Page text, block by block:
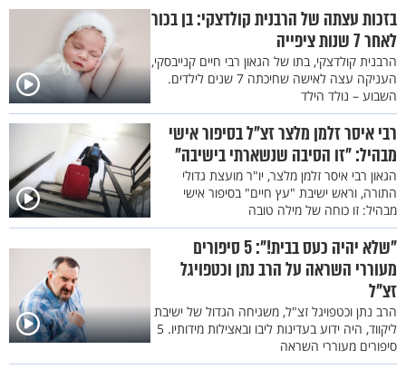
בזכות עצתה של הרבנית קולדצקי: בן בכור
לאחר 7 שנות ציפייה
הרבנית קולדצקי, בתו של הגאון רבי חיים קנייבסקי,
העניקה עצה לאישה שחיכתה 7 שנים לילדים.
השבוע – נולד הילד
רבי איסר זלמן מלצר זצ"ל בסיפור אישי
מבהיל: "זו הסיבה שנשארתי בישיבה"
הגאון רבי איסר זלמן מלצר, יו"ר מועצת גדולי
התורה, וראש ישיבת "עץ חיים" בסיפור אישי
מבהיל: זו כוחה של מילה טובה
"שלא יהיה כעס בבית!": 5 סיפורים
מעוררי השראה על הרב נתן וכטפויגל
זצ"ל
הרב נתן וכטפויגל זצ"ל, משגיחה הגדול של ישיבת
ליקווד, היה ידוע בעדינות ליבו ובאצילות מידותיו. 5
סיפורים מעוררי השראה